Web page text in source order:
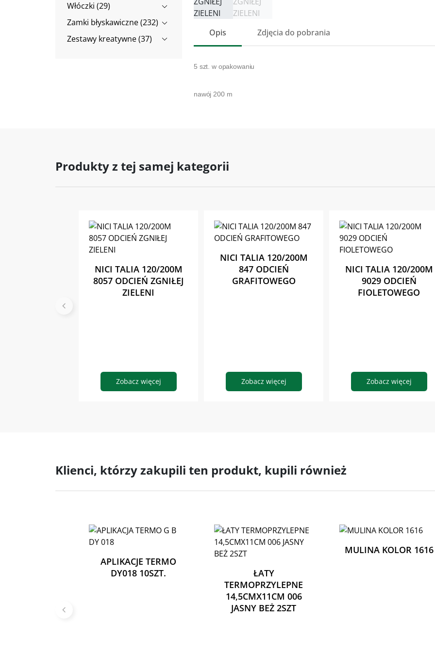
Włóczki (29)
Zamki błyskawiczne (232)
Zestawy kreatywne (37)
Opis Zdjęcia do pobrania
5 szt. w opakowaniu
nawój 200 m
Produkty z tej samej kategorii
NICI TALIA 120/200M
8057 ODCIEŃ ZGNIŁEJ
ZIELENI
Zobacz więcej
NICI TALIA 120/200M
847 ODCIEŃ
GRAFITOWEGO
Zobacz więcej
NICI TALIA 120/200M
9029 ODCIEŃ
FIOLETOWEGO
Zobacz więcej
Klienci, którzy zakupili ten produkt, kupili również
APLIKACJE TERMO
DY018 10SZT.
ŁATY
TERMOPRZYLEPNE
14,5CMX11CM 006
JASNY BEŻ 2SZT
MULINA KOLOR 1616